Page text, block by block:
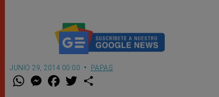
JUNIO 29, 2014 00:00 PAPAS
W M
e
F
a w